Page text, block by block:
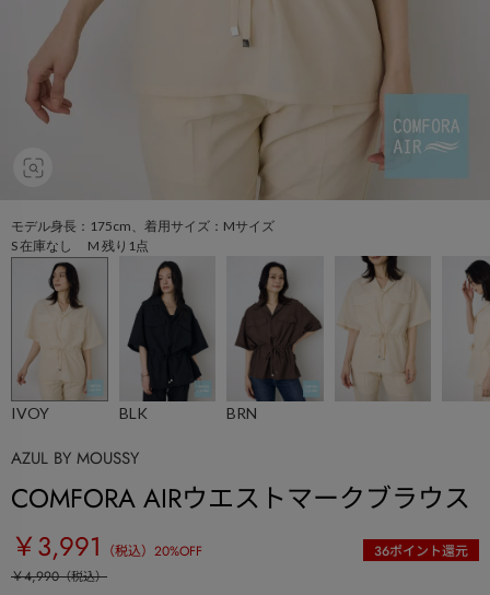
モデル身長：175cm、着用サイズ：Mサイズ
S 在庫なし M 残り1点
IVOY BLK BRN
AZUL BY MOUSSY
COMFORA AIRウエストマークブラウス
￥3,991
（税込） 20%OFF 36ポイント還元
￥4,990（税込）